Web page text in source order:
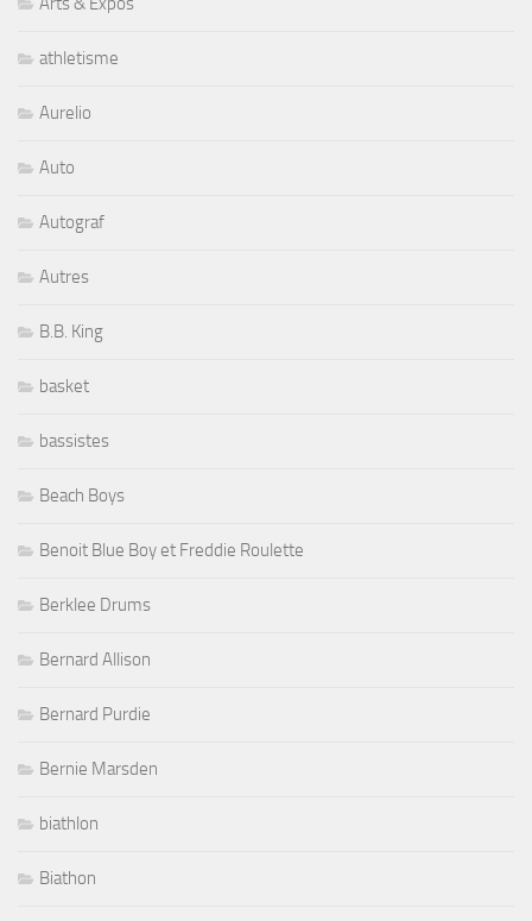
athletisme
Aurelio
Auto
Autograf
Autres
B.B. King
basket
bassistes
Beach Boys
Benoit Blue Boy et Freddie Roulette
Berklee Drums
Bernard Allison
Bernard Purdie
Bernie Marsden
biathlon
Biathon